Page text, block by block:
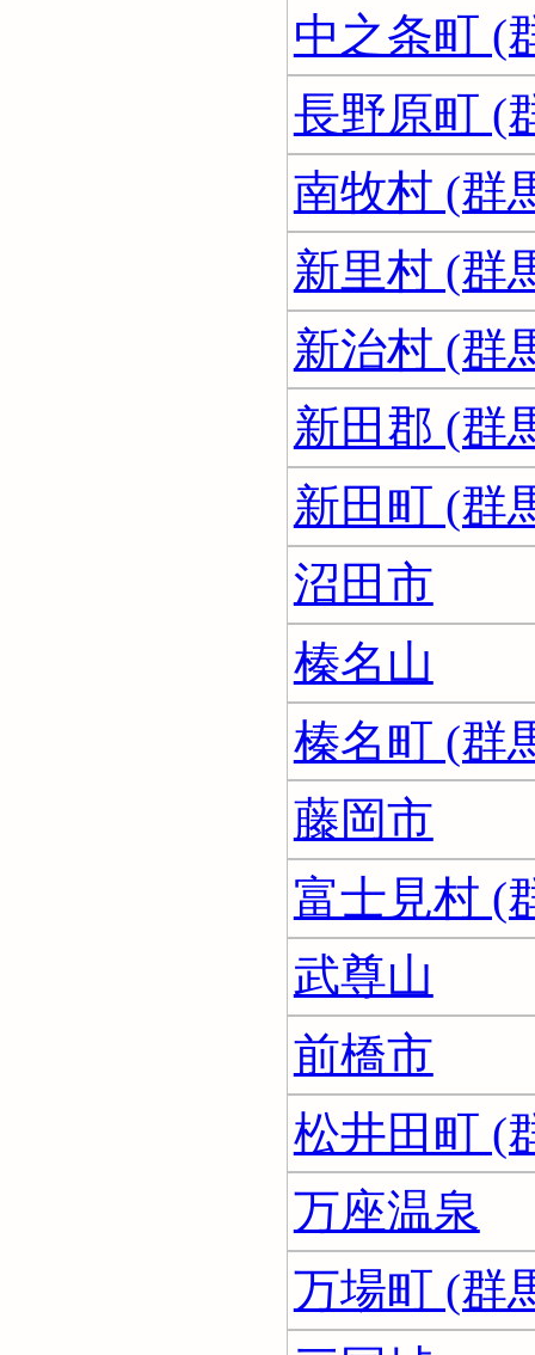
中之条町 (
長野原町 (
南牧村 (群
新里村 (群
新治村 (群
新田郡 (群
新田町 (群
沼田市
榛名山
榛名町 (群
藤岡市
富士見村 (
武尊山
前橋市
松井田町 (
万座温泉
万場町 (群